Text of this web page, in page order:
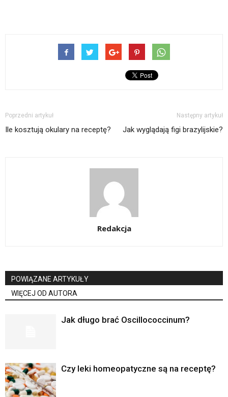
Poprzedni artykuł
Ile kosztują okulary na receptę?
Następny artykuł
Jak wyglądają figi brazylijskie?
Redakcja
POWIĄZANE ARTYKUŁY
WIĘCEJ OD AUTORA
Jak długo brać Oscillococcinum?
Czy leki homeopatyczne są na receptę?